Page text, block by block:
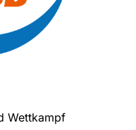
Wettkampf